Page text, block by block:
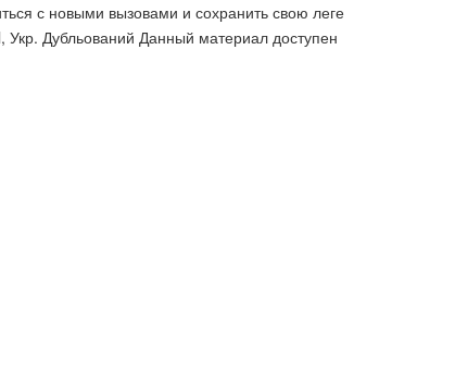
с новыми вызовами и сохранить свою леге
Дубльований Данный материал доступен